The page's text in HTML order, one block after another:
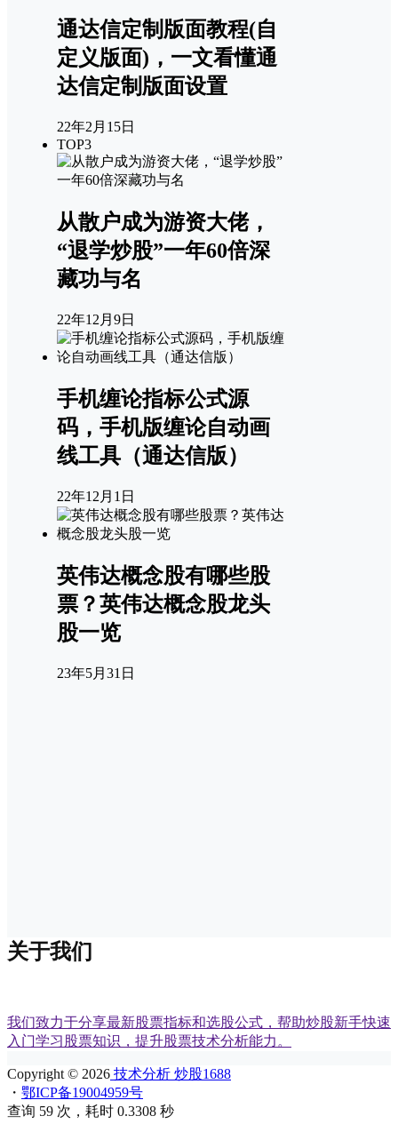
通达信定制版面教程(自
定义版面)，一文看懂通
达信定制版面设置
22年2月15日
TOP3
从散户成为游资大佬，
“退学炒股”一年60倍深
藏功与名
22年12月9日
手机缠论指标公式源
码，手机版缠论自动画
线工具（通达信版）
22年12月1日
英伟达概念股有哪些股
票？英伟达概念股龙头
股一览
23年5月31日
关于我们
我们致力于分享最新股票指标和选股公式，帮助炒股新手快速
入门学习股票知识，提升股票技术分析能力。
Copyright © 2026 技术分析 炒股1688
・ 鄂ICP备19004959号
查询 59 次，耗时 0.3308 秒